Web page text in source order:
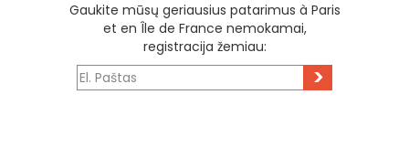
Gaukite mūsų geriausius patarimus à Paris
et en Île de France nemokamai,
registracija žemiau:
>